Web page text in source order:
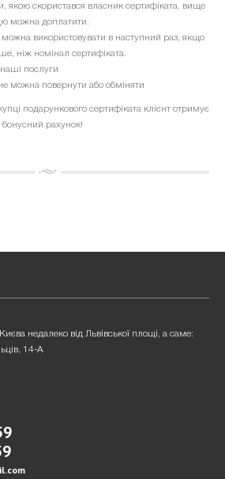
якою скористався власник сертифіката, вище
можна доплатити.
використовувати в наступний раз, якщо
ніж номінал сертифіката.
наші послуги
можна повернути або обміняти
подарункового сертифіката клієнт отримує
бонусний рахунок!
недалеко від Львівської площі, а саме:
14-А